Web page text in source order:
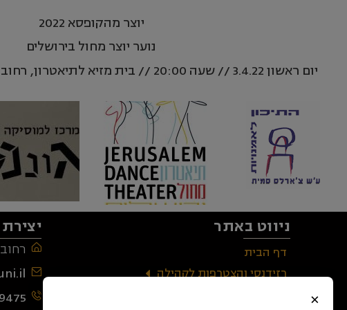
יוצר מהקופסא 2022
נוער יוצר מחול בירושלים
יום ראשון 3.4.22 // שעה 20:00 // בית מזיא לתיאטרון, רחוב מסילת ישרים 18, ירושלים
ניווט באתר
דף הבית
רזידנסי והצטרפות לקהילה
רחוב יעל
×